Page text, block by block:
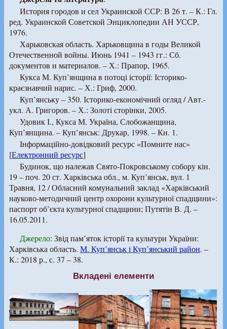
История городов и сел Украинской ССР: В 26 т. – К.: Гл.
ред. Украинской Советской Энциклопедии АН УССР,
1976.
Харьковская область. Харьковщина в годы Великой
Отечественной войны. Июнь 1941 – 1943 гг.: Сб.
документов и материалов. – Х.: Прапор, 1965.
Кукса М. Куп’янщина в потоці історії: Історико-
краєзнавчий нарис. – Х.: Гриф, 2000.
Куп’янську – 350. Історико-економічний огляд / Авт.-
укл. А. Григоров. – Х.: Золоті сторінки, 2005.
Удовик І., Кукса М. Україна, Слобожанщина,
Куп’янщина. – Куп’янськ: Друкар, 1998. – Кн. 1.
Інформаційно-довідковий ресурс «Помните нас»
[Електронний ресурс]
Будинок, що належав Свято-Покровському собору кін.
19 – поч. 20 ст. Харківська обл., м. Куп’янськ, вул. 1
Травня, 12 / Обласний комунальний заклад «Харківський
науково-методичний центр охорони культурної спадщини»:
паспорт об’єкта культурної спадщини; Путятін В. Д. –
16.05.2011.
Джерело: Звід пам’яток історії та культури України:
Харківська область. М. Куп’янськ і Куп’янський район. –
К.: 2018 р., с. 37 – 38.
Вкладені елементи